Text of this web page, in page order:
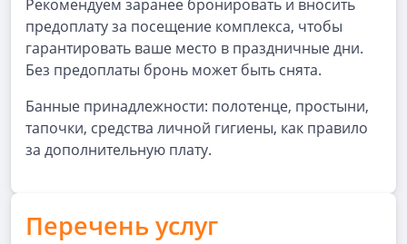
Рекомендуем заранее бронировать и вносить
предоплату за посещение комплекса, чтобы
гарантировать ваше место в праздничные дни.
Без предоплаты бронь может быть снята.
Банные принадлежности: полотенце, простыни,
тапочки, средства личной гигиены, как правило
за дополнительную плату.
Перечень услуг